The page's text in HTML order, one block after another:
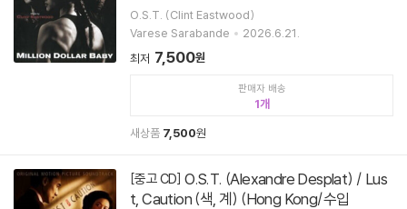
O.S.T. (Clint Eastwood)
Varese Sarabande
2026.6.21.
최저 7,500원
판매자 배송
1
새상품 7,500원
[중고 CD] O.S.T. (Alexandre Desplat) / Lus
t, Caution (색, 계) (Hong Kong/수입